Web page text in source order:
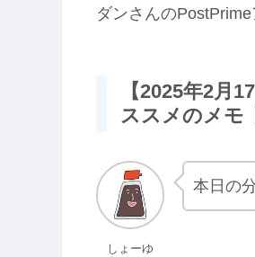
ダンさんの
【2025年2月
ススメのメモ
しょーゆ
本日の